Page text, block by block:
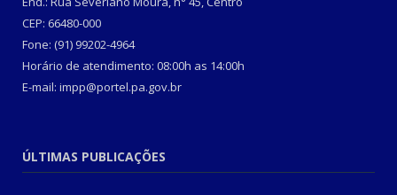
CEP: 66480-000
Fone: (91) 99202-4964
Horário de atendimento: 08:00h as 14:00h
E-mail: impp@portel.pa.gov.br
ÚLTIMAS PUBLICAÇÕES